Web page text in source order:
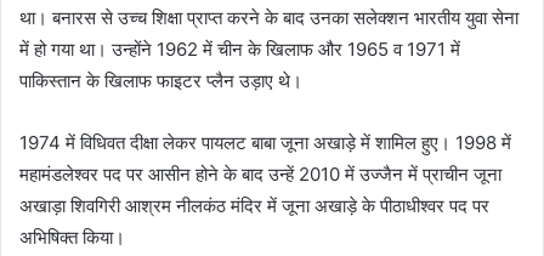
था। बनारस से उच्च शिक्षा प्राप्त करने के बाद उनका सलेक्शन भारतीय युवा सेना
में हो गया था। उन्होंने 1962 में चीन के खिलाफ और 1965 व 1971 में
पाकिस्तान के खिलाफ फाइटर प्लैन उड़ाए थे।
1974 में विधिवत दीक्षा लेकर पायलट बाबा जूना अखाड़े में शामिल हुए। 1998 में
महामंडलेश्वर पद पर आसीन होने के बाद उन्हें 2010 में उज्जैन में प्राचीन जूना
अखाड़ा शिवगिरी आश्रम नीलकंठ मंदिर में जूना अखाड़े के पीठाधीश्वर पद पर
अभिषिक्त किया।